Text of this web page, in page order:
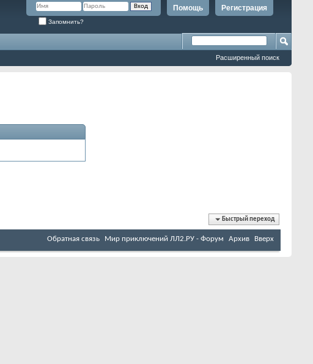
Регистрация
Помощь
Запомнить?
Расширенный поиск
Быстрый переход
Обратная связь Мир приключений ЛЛ2.РУ - Форум Архив Вверх